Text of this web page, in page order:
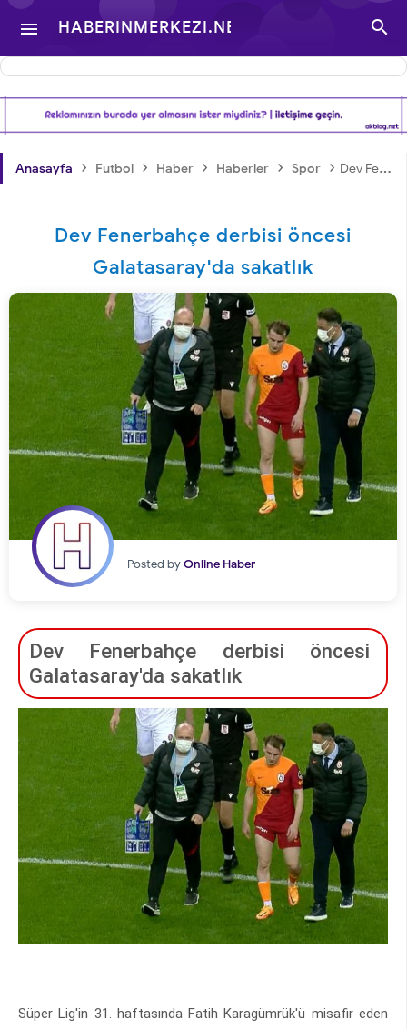
 HABERINMERKEZI.NET
- TÜRKIYE VE DÜNYA
GÜNDEMINDEN

Anasayfa › Futbol › Haber › Haberler › Spor › Dev Fenerbahçe derbisi öncesi Galatasaray'da sakatlık
Dev Fenerbahçe derbisi öncesi
Galatasaray'da sakatlık
Posted byOnline Haber
Dev Fenerbahçe derbisi öncesi
Galatasaray'da sakatlık
Süper Lig'in 31. haftasında Fatih Karagümrük'ü misafir eden